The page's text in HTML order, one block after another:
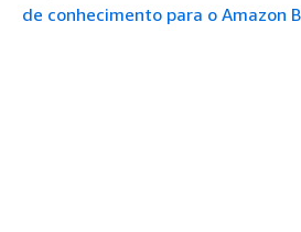
de conhecimento para o Amazon